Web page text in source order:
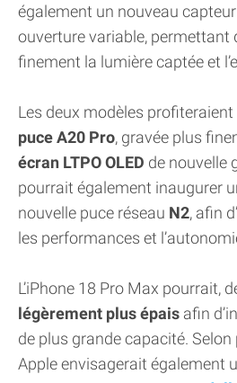
également un nouveau
ouverture variable, permettant
finement la lumière captée et
Les deux modèles
puce A20 Pro, gravée plus
écran LTPO OLED de nouvelle
pourrait également inaugurer
nouvelle puce réseau N2, afin
les performances et
L’iPhone 18 Pro Max pourrait,
légèrement plus épais afin
de plus grande capacité.
Apple envisagerait également